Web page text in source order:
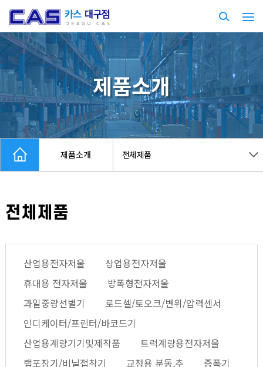
제품소개
제품소개 전체제품
전체제품
산업용전자저울
상업용전자저울
휴대용 전자저울
방폭형전자저울
과일중량선별기
로드셀/토오크/변위/압력센서
인디케이터/프린터/바코드기
산업용계량기기및제작품
트럭계량용전자저울
랩포장기/비닐접착기
교정용 분동,추
증폭기